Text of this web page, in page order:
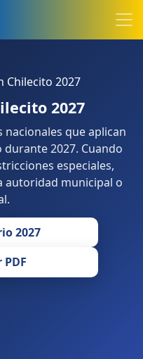
Chilecito 2027
2027
que aplican
2027. Cuando
especiales,
autoridad municipal o
2027